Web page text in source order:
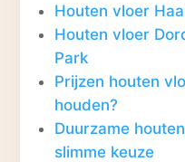
Houten vloer
Houten vloer
Park
Prijzen houten
houden?
Duurzame
slimme keuze